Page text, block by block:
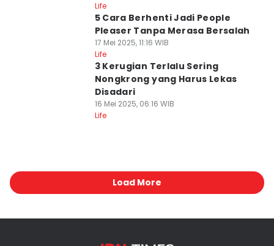
Life
5 Cara Berhenti Jadi People
Pleaser Tanpa Merasa Bersalah
17 Mei 2025, 11:16 WIB
Life
3 Kerugian Terlalu Sering
Nongkrong yang Harus Lekas
Disadari
16 Mei 2025, 06:16 WIB
Life
Load More